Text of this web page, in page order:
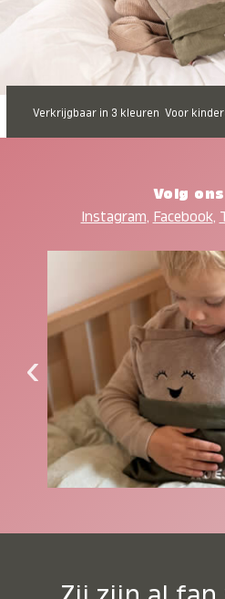
Verkrijgbaar in 3 kleuren Voor
Volg
Instagram, Facebook,
‹